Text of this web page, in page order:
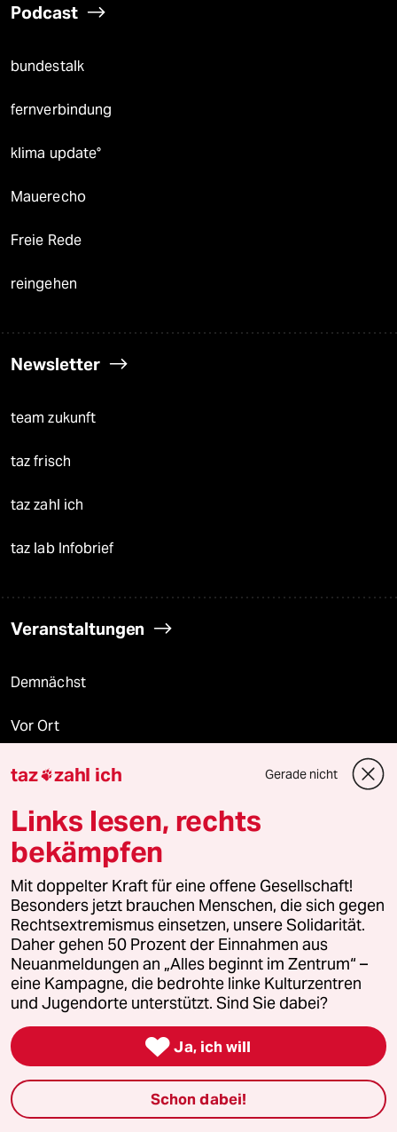
Podcast
bundestalk
fernverbindung
klima update°
Mauerecho
Freie Rede
reingehen
Newsletter
team zukunft
taz frisch
taz zahl ich
taz lab Infobrief
Veranstaltungen
Demnächst
Vor Ort
Live im Stream
Vergangene
taz lab 2027
Mehr taz Lesestoff
taz Blogs
taz FUTURZWEI
Le Monde diplomatique
taz Archiv
taz zahl ich Gerade nicht
Links lesen, rechts
bekämpfen
Mit doppelter Kraft für eine offene Gesellschaft!
Besonders jetzt brauchen Menschen, die sich gegen
Rechtsextremismus einsetzen, unsere Solidarität.
Daher gehen 50 Prozent der Einnahmen aus
Neuanmeldungen an „Alles beginnt im Zentrum“ –
eine Kampagne, die bedrohte linke Kulturzentren
und Jugendorte unterstützt. Sind Sie dabei?
 Ja, ich will
Schon dabei!